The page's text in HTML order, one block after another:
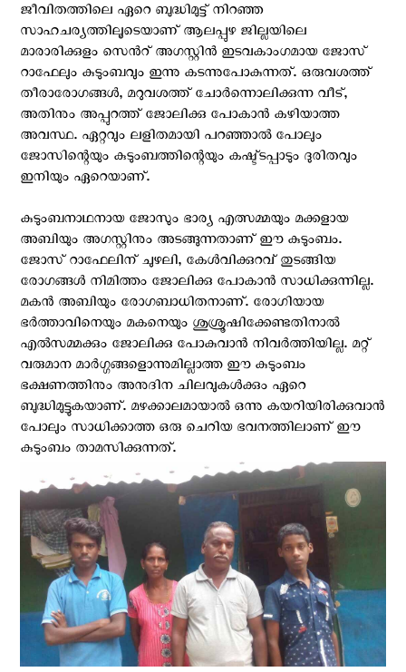
ജീവിതത്തിലെ ഏറെ ബുദ്ധിമുട്ട് നിറഞ്ഞ
സാഹചര്യത്തിലൂടെയാണ് ആലപ്പുഴ ജില്ലയിലെ
മാരാരിക്കുളം സെന്‍റ് അഗസ്റ്റിന്‍ ഇടവകാംഗമായ ജോസ്
റാഫേലും കുടുംബവും ഇന്നു കടന്നുപോകുന്നത്. ഒരുവശത്ത്
തീരാരോഗങ്ങള്‍, മറുവശത്ത് ചോര്‍ന്നൊലിക്കുന്ന വീട്,
അതിനും അപ്പുറത്ത് ജോലിക്കു പോകാന്‍ കഴിയാത്ത
അവസ്ഥ. ഏറ്റവും ലളിതമായി പറഞ്ഞാല്‍ പോലും
ജോസിന്റെയും കുടുംബത്തിന്റെയും കഷ്ട്ടപ്പാടും ദുരിതവും
ഇനിയും ഏറെയാണ്.
കുടുംബനാഥനായ ജോസും ഭാര്യ എത്സമ്മയും മക്കളായ
അബിയും അഗസ്റ്റിനും അടങ്ങുന്നതാണ് ഈ കുടുംബം.
ജോസ് റാഫേലിന് ചുഴലി, കേള്‍വിക്കുറവ് തുടങ്ങിയ
രോഗങ്ങള്‍ നിമിത്തം ജോലിക്കു പോകാന്‍ സാധിക്കുന്നില്ല.
മകന്‍ അബിയും രോഗബാധിതനാണ്. രോഗിയായ
ഭര്‍ത്താവിനെയും മകനെയും ശുശ്രൂഷിക്കേണ്ടതിനാല്‍
എല്‍സമ്മക്കും ജോലിക്കു പോകുവാന്‍ നിവര്‍ത്തിയില്ല. മറ്റ്
വരുമാന മാര്‍ഗ്ഗങ്ങളൊന്നുമില്ലാത്ത ഈ കുടുംബം
ഭക്ഷണത്തിനും അനുദിന ചിലവുകള്‍ക്കും ഏറെ
ബുദ്ധിമുട്ടുകയാണ്. മഴക്കാലമായാല്‍ ഒന്നു കയറിയിരിക്കുവാന്‍
പോലും സാധിക്കാത്ത ഒരു ചെറിയ ഭവനത്തിലാണ് ഈ
കുടുംബം താമസിക്കുന്നത്.